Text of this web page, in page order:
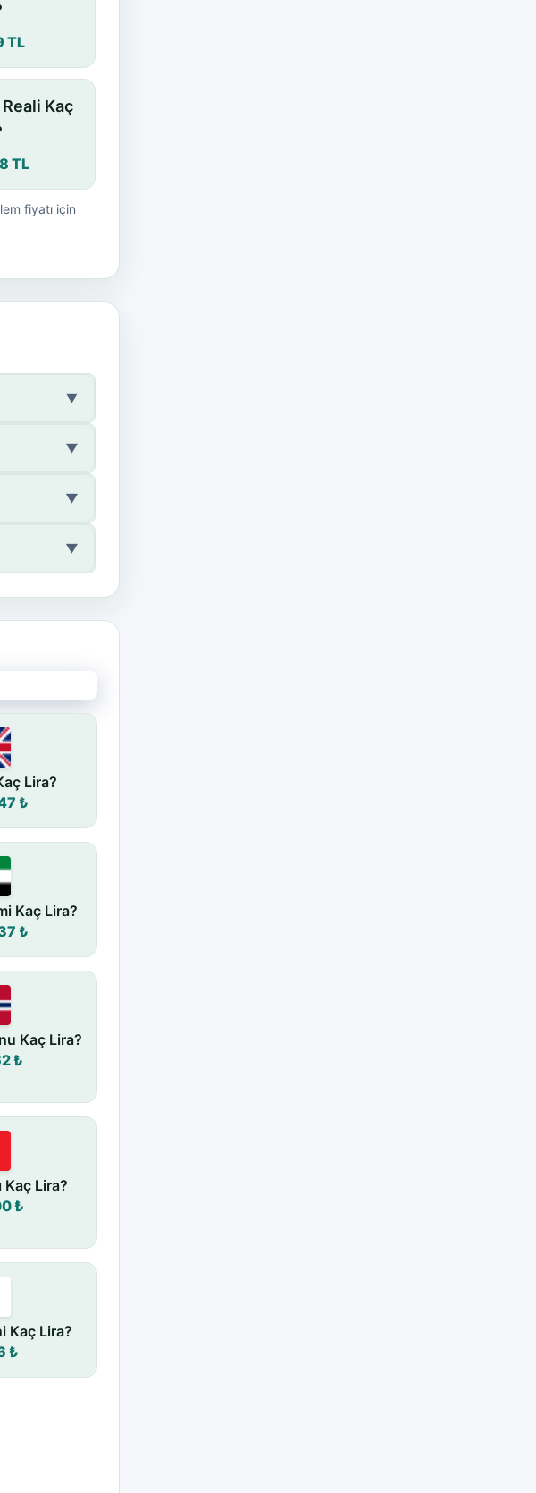
TL
Kaç
TL
fiyatı için
▼
▼
▼
▼
Lira?
₺
Kaç Lira?
₺
Kaç Lira?
₺
Kaç Lira?
₺
Kaç Lira?
₺